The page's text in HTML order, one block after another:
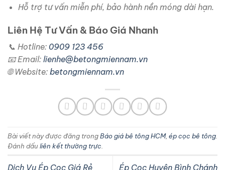
Hỗ trợ tư vấn miễn phí, bảo hành nền móng dài hạn.
Liên Hệ Tư Vấn & Báo Giá Nhanh
📞 Hotline: 0909 123 456
📧 Email: lienhe@betongmiennam.vn
🌐 Website: betongmiennam.vn
Bài viết này được đăng trongBáo giá bê tông HCM, ép cọc bê tông
Đánh dấuliên kết thường trực
Dịch Vụ Ép Cọc Giá Rẻ Ép Cọc Huyện Bình Chánh